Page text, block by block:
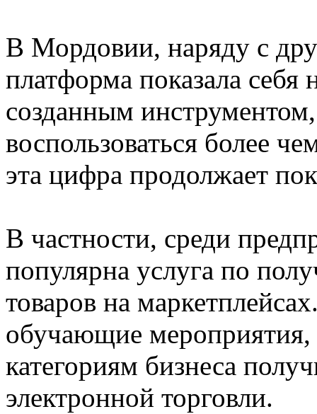
В Мордовии, наряду с
платформа показала
созданным
воспользоваться более
эта цифра продолжает
В частности, среди
популярна услуга по
товаров на
обучающие мероприятия,
категориям бизнеса
электронной торговли.